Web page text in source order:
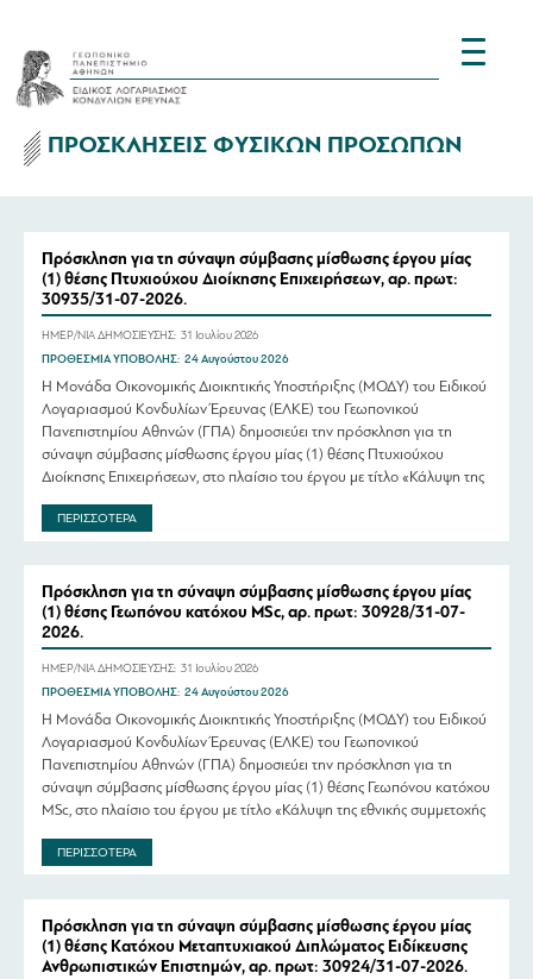
ΠΡΟΣΚΛΗΣΕΙΣ ΦΥΣΙΚΩΝ ΠΡΟΣΩΠΩΝ
Πρόσκληση για τη σύναψη σύμβασης μίσθωσης έργου μίας
(1) θέσης Πτυχιούχου Διοίκησης Επιχειρήσεων, αρ. πρωτ:
30935/31-07-2026.
ΗΜΕΡ/ΝΙΑ ΔΗΜΟΣΙΕΥΣΗΣ: 31 Ιουλίου 2026
ΠΡΟΘΕΣΜΙΑ ΥΠΟΒΟΛΗΣ: 24 Αυγούστου 2026
Η Μονάδα Οικονομικής Διοικητικής Υποστήριξης (ΜΟΔΥ) του Ειδικού
Λογαριασμού Κονδυλίων Έρευνας (ΕΛΚΕ) του Γεωπονικού
Πανεπιστημίου Αθηνών (ΓΠΑ) δημοσιεύει την πρόσκληση για τη
σύναψη σύμβασης μίσθωσης έργου μίας (1) θέσης Πτυχιούχου
Διοίκησης Επιχειρήσεων, στο πλαίσιο του έργου με τίτλο «Κάλυψη της
Πανεπιστήμια» και ειδικά στο EU-CONEXUS Plus: Ένα σημαντικό […]
ΠΕΡΙΣΣΟΤΕΡΑ
Πρόσκληση για τη σύναψη σύμβασης μίσθωσης έργου μίας
(1) θέσης Γεωπόνου κατόχου MSc, αρ. πρωτ: 30928/31-07-
2026.
ΗΜΕΡ/ΝΙΑ ΔΗΜΟΣΙΕΥΣΗΣ: 31 Ιουλίου 2026
ΠΡΟΘΕΣΜΙΑ ΥΠΟΒΟΛΗΣ: 24 Αυγούστου 2026
Η Μονάδα Οικονομικής Διοικητικής Υποστήριξης (ΜΟΔΥ) του Ειδικού
Λογαριασμού Κονδυλίων Έρευνας (ΕΛΚΕ) του Γεωπονικού
Πανεπιστημίου Αθηνών (ΓΠΑ) δημοσιεύει την πρόσκληση για τη
σύναψη σύμβασης μίσθωσης έργου μίας (1) θέσης Γεωπόνου κατόχου
MSc, στο πλαίσιο του έργου με τίτλο «Κάλυψη της εθνικής συμμετοχής
EU-CONEXUS Plus: Ένα σημαντικό […]
ΠΕΡΙΣΣΟΤΕΡΑ
Πρόσκληση για τη σύναψη σύμβασης μίσθωσης έργου μίας
(1) θέσης Κατόχου Μεταπτυχιακού Διπλώματος Ειδίκευσης
Ανθρωπιστικών Επιστημών, αρ. πρωτ: 30924/31-07-2026.